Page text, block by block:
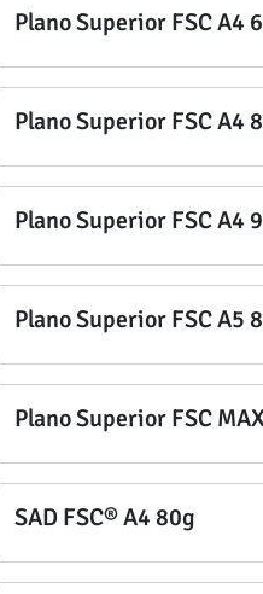
Plano Superior FSC A4
Plano Superior FSC A4
Plano Superior FSC A4
Plano Superior FSC A5
Plano Superior FSC
SAD FSC® A4 80g